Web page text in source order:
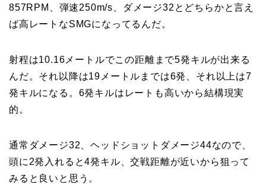
857RPM、弾速250m/s、ダメージ32とどちらかと言え
ば高レートなSMGになってるんだ。
射程は10.16メートルでこの距離まで5発キルが出来る
んだ。それ以降は19メートルまでは6発、それ以上は7
発キルになる。6発キルはレートも高いから結構現実
的。
通常ダメージ32、ヘッドショットダメージ44なので、
頭に2発入れると4発キル、交戦距離が近いから狙って
みると良いと思う。